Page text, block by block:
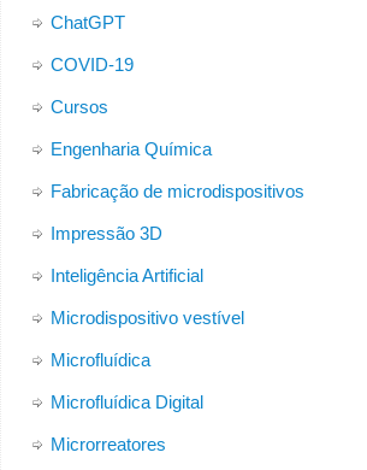
ChatGPT
COVID-19
Cursos
Engenharia Química
Fabricação de microdispositivos
Impressão 3D
Inteligência Artificial
Microdispositivo vestível
Microfluídica
Microfluídica Digital
Microrreatores